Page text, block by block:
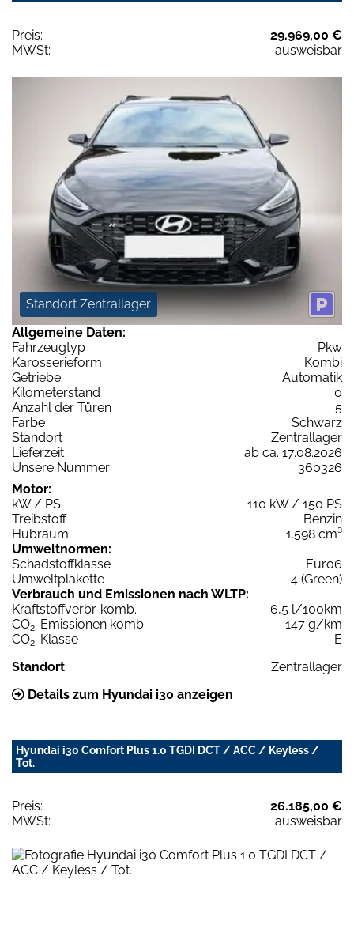
Preis:
29.969,00 €
MWSt:
ausweisbar
Standort Zentrallager
Allgemeine Daten:
Fahrzeugtyp
Pkw
Karosserieform
Kombi
Getriebe
Automatik
Kilometerstand
0
Anzahl der Türen
5
Farbe
Schwarz
Standort
Zentrallager
Lieferzeit
ab ca. 17.08.2026
Unsere Nummer
360326
Motor:
kW / PS
110 kW / 150 PS
Treibstoff
Benzin
Hubraum
1.598 cm³
Umweltnormen:
Schadstoffklasse
Euro6
Umweltplakette
4 (Green)
Verbrauch und Emissionen nach WLTP:
Kraftstoffverbr. komb.
6,5 l/100km
CO2-Emissionen komb.
147 g/km
CO2-Klasse
E
Standort
Zentrallager
Details zum Hyundai i30 anzeigen
Hyundai i30 Comfort Plus 1.0 TGDI DCT / ACC / Keyless /
Tot.
Preis:
26.185,00 €
MWSt:
ausweisbar